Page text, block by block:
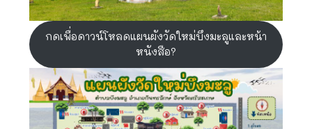
กดเพื่อดาวน์โหลดแผนผังวัดใหม่บึงมะลูและหน้า
หนังสือ?